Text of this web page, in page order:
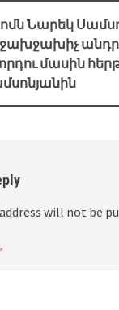
ոմն Նարեկ
մասին
will not be
*